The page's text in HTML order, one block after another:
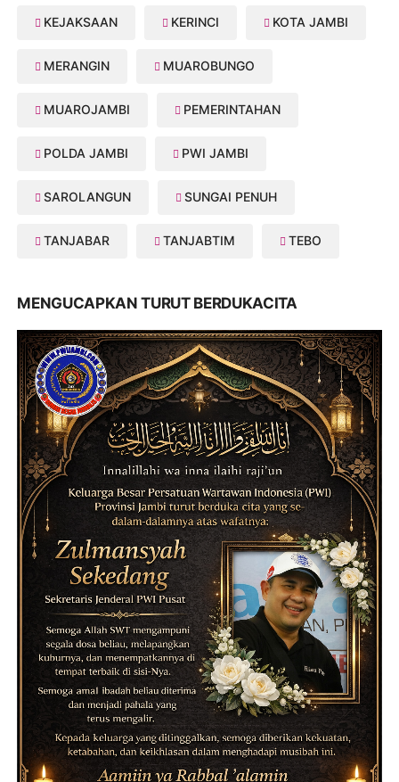
KEJAKSAAN KERINCI KOTA JAMBI
MERANGIN MUAROBUNGO
MUAROJAMBI PEMERINTAHAN
POLDA JAMBI PWI JAMBI
SAROLANGUN SUNGAI PENUH
TANJABAR TANJABTIM TEBO
MENGUCAPKAN TURUT BERDUKACITA